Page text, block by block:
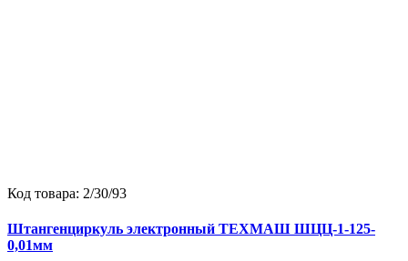
Код товара: 2/30/93
Штангенциркуль электронный ТЕХМАШ ШЦЦ-1-125-
0,01мм